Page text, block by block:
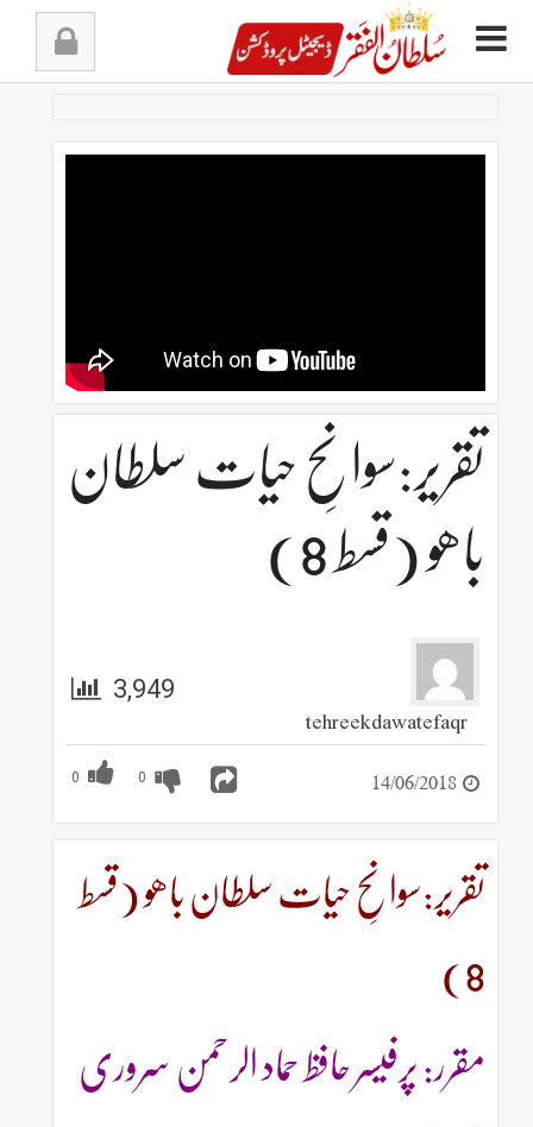
تقریر:سوانحِ حیات سلطان
باھو (قسط 8)
tehreekdawatefaqr
3,949
0 0 14/06/2018
تقریر:سوانحِ حیات سلطان باھو (قسط
8)
مقرر: پرفیسر حافظ حماد الرحمن سروری